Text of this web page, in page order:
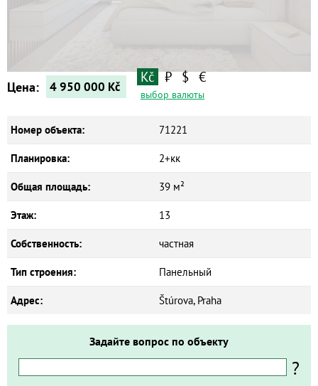
Цена: 4 950 000 Kč
Kč ₽ $ €
выбор валюты
Номер объекта: 71221
Планировка: 2+кк
Общая площадь: 39 м²
Этаж: 13
Собственность: частная
Тип строения: Панельный
Адрес: Štúrova, Praha
Задайте вопрос по объекту
?